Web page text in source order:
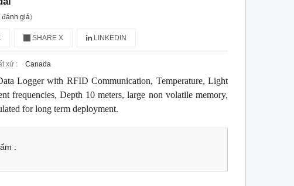
đánh giá)
SHARE X LINKEDIN
xứ : Canada
Logger with RFID Communication, Temperature, Light
frequencies, Depth 10 meters, large non volatile memory,
for long term deployment.
: